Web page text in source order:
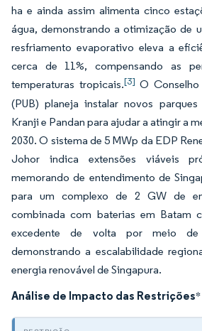
ha e ainda assim alimenta cinco
água, demonstrando a otimização de
resfriamento evaporativo eleva a
cerca de 11%, compensando as
temperaturas tropicais.[3] O
(PUB) planeja instalar novos
Kranji e Pandan para ajudar a atingir a
2030. O sistema de 5 MWp da EDP
Johor indica extensões viáveis
memorando de entendimento de
para um complexo de 2 GW de
combinada com baterias em Batam
excedente de volta por meio de
demonstrando a escalabilidade
energia renovável de Singapura.
Análise de Impacto das Restrições*